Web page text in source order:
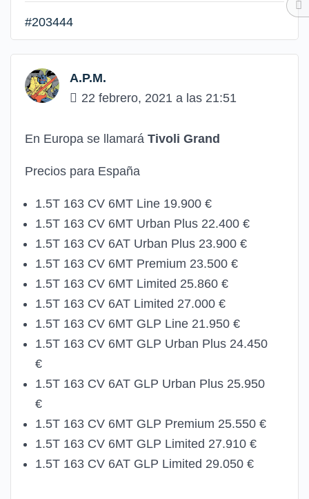
#203444
A.P.M.
22 febrero, 2021 a las 21:51
En Europa se llamará Tivoli Grand
Precios para España
1.5T 163 CV 6MT Line 19.900 €
1.5T 163 CV 6MT Urban Plus 22.400 €
1.5T 163 CV 6AT Urban Plus 23.900 €
1.5T 163 CV 6MT Premium 23.500 €
1.5T 163 CV 6MT Limited 25.860 €
1.5T 163 CV 6AT Limited 27.000 €
1.5T 163 CV 6MT GLP Line 21.950 €
1.5T 163 CV 6MT GLP Urban Plus 24.450
€
1.5T 163 CV 6AT GLP Urban Plus 25.950
€
1.5T 163 CV 6MT GLP Premium 25.550 €
1.5T 163 CV 6MT GLP Limited 27.910 €
1.5T 163 CV 6AT GLP Limited 29.050 €